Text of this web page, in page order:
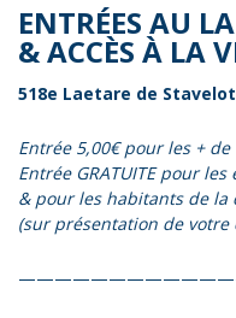
ENTRÉES AU
& ACCÈS À LA
518e Laetare de Stavelot
Entrée 5,00€ pour les + de
Entrée GRATUITE pour
& pour les habitants de la
(sur présentation de votre